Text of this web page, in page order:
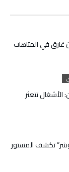
غارق في المتاهات
10507 مسكن: الأشغال تتعثر
تكشف المستور